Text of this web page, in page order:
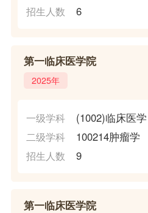
招生人数 6
第一临床医学院
2025年
一级学科 (1002)临床医学
二级学科 100214肿瘤学
招生人数 9
第一临床医学院